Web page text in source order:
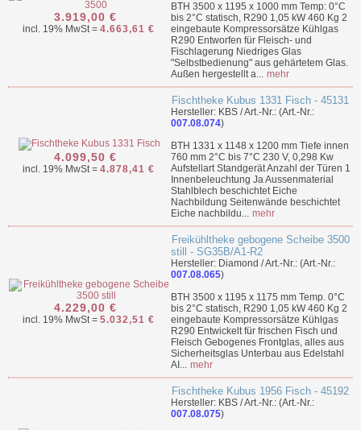
3.919,00 €
incl. 19% MwSt = 4.663,61 €
BTH 3500 x 1195 x 1000 mm Temp: 0°C
bis 2°C statisch, R290 1,05 kW 460 Kg 2
eingebaute Kompressorsätze Kühlgas
R290 Entworfen für Fleisch- und
Fischlagerung Niedriges Glas
"Selbstbedienung" aus gehärtetem Glas.
Außen hergestellt a... mehr
4.099,50 €
incl. 19% MwSt = 4.878,41 €
Fischtheke Kubus 1331 Fisch - 45131
Hersteller: KBS / Art.-Nr.: (Art.-Nr.:
007.08.074)
BTH 1331 x 1148 x 1200 mm Tiefe innen
760 mm 2°C bis 7°C 230 V, 0,298 Kw
Aufstellart Standgerät Anzahl der Türen 1
Innenbeleuchtung Ja Aussenmaterial
Stahlblech beschichtet Eiche
Nachbildung Seitenwände beschichtet
Eiche nachbildu... mehr
4.229,00 €
incl. 19% MwSt = 5.032,51 €
Freikühltheke gebogene Scheibe 3500
still - SG35B/A1-R2
Hersteller: Diamond / Art.-Nr.: (Art.-Nr.:
007.08.065)
BTH 3500 x 1195 x 1175 mm Temp. 0°C
bis 2°C statisch, R290 1,05 kW 460 Kg 2
eingebaute Kompressorsätze Kühlgas
R290 Entwickelt für frischen Fisch und
Fleisch Gebogenes Frontglas, alles aus
Sicherheitsglas Unterbau aus Edelstahl
AI... mehr
Fischtheke Kubus 1956 Fisch - 45192
Hersteller: KBS / Art.-Nr.: (Art.-Nr.:
007.08.075)